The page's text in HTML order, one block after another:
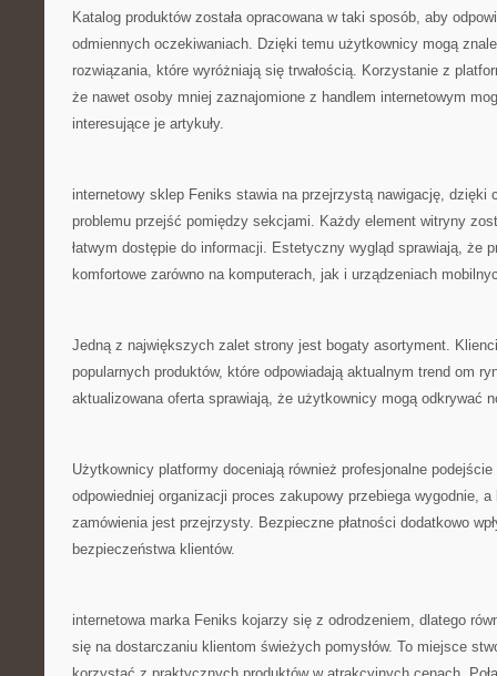
Katalog produktów została opracowana w taki sposób, aby
odmiennych oczekiwaniach. Dzięki temu użytkownicy mogą
rozwiązania, które wyróżniają się trwałością. Korzystanie z
że nawet osoby mniej zaznajomione z handlem internetowym
interesujące je artykuły.
internetowy sklep Feniks stawia na przejrzystą nawigację, dzięki
problemu przejść pomiędzy sekcjami. Każdy element witryny
łatwym dostępie do informacji. Estetyczny wygląd sprawiają, że
komfortowe zarówno na komputerach, jak i urządzeniach
Jedną z największych zalet strony jest bogaty asortyment.
popularnych produktów, które odpowiadają aktualnym trend om
aktualizowana oferta sprawiają, że użytkownicy mogą odkrywać
Użytkownicy platformy doceniają również profesjonalne
odpowiedniej organizacji proces zakupowy przebiega wygodnie,
zamówienia jest przejrzysty. Bezpieczne płatności dodatkowo
bezpieczeństwa klientów.
internetowa marka Feniks kojarzy się z odrodzeniem, dlatego
się na dostarczaniu klientom świeżych pomysłów. To miejsce